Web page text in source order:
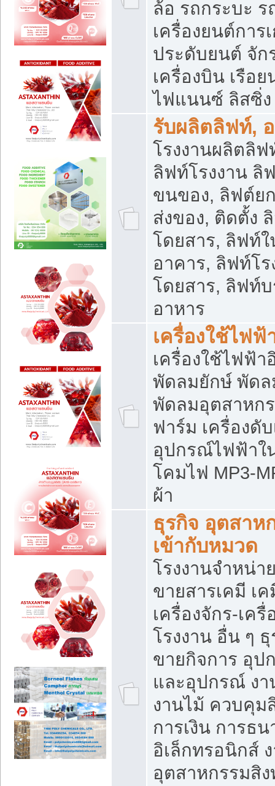
ล้อ รถกระบะ
เครื่องยนต์การ
ประดับยนต์ จัก
เครื่องบิน เรือ
ไฟแนนซ์ ลิสซิ่ง
รับผลิตลิฟท์,
โรงงานผลิตลิ
ลิฟท์โรงงาน ลิ
ขนของ, ลิฟต์ย
ส่งของ, ติดตั้ง
โดยสาร, ลิฟท์
อาคาร, ลิฟท์โ
โดยสาร, ลิฟท์
อาหาร
เครื่องใช้ไฟฟ้
เครื่องใช้ไฟฟ้า
พัดลมยักษ์ พัด
พัดลมอุตสาหก
ฟาร์ม เครื่องดั
อุปกรณ์ไฟฟ้าใ
โคมไฟ MP3-
ผ้า
ธุรกิจ อุตสาห
เข้ากับหมวด
โรงงานจำหน่
ขายสารเคมี เ
เครื่องจักร-เค
โรงงาน อื่น ๆ
ขายกิจการ อุป
และอุปกรณ์ ง
งานไม้ ควบคุม
การเงิน การธ
อิเล็กทรอนิกส์
อุตสาหกรรมสิ